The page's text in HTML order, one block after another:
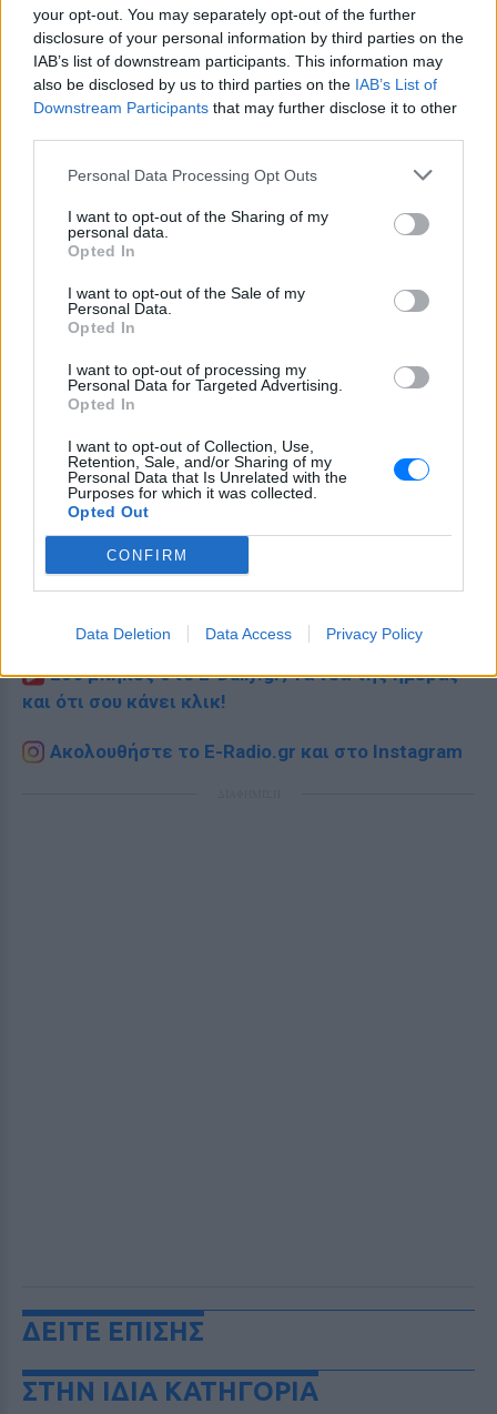
your opt-out. You may separately opt-out of the further
disclosure of your personal information by third parties on the
IAB’s list of downstream participants. This information may
also be disclosed by us to third parties on the IAB’s List of
Downstream Participants that may further disclose it to other
Personal Data Processing Opt Outs
I want to opt-out of the Sharing of my
personal data.
Opted In
I want to opt-out of the Sale of my
Personal Data.
Opted In
I want to opt-out of processing my
Personal Data for Targeted Advertising.
Opted In
I want to opt-out of Collection, Use,
Retention, Sale, and/or Sharing of my
Personal Data that Is Unrelated with the
Purposes for which it was collected.
Opted Out
CONFIRM
Data Deletion Data Access Privacy Policy
[ΠΗΓΗ]
ΔΙΑΦΗΜΙΣΗ
Ακολουθήστε το E-Radio.gr στοGoogle News
και μάθετε πρώτοι
τα πιο hot νέα .
Εσύ μπήκες στο E-Daily.gr; Τα νέα της ημέρας
και ότι σου κάνει κλικ!
Ακολουθήστε το E-Radio.gr και στο Instagram
ΔΕΙΤΕ ΕΠΙΣΗΣ
ΣΤΗΝ ΙΔΙΑ ΚΑΤΗΓΟΡΙΑ